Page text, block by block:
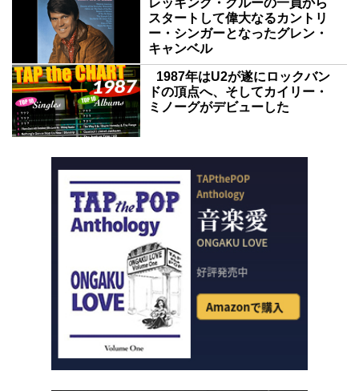
スタートして偉大なるカントリ
ー・シンガーとなったグレン・
キャンベル
1987年はU2が遂にロックバン
ドの頂点へ、そしてカイリー・
ミノーグがデビューした